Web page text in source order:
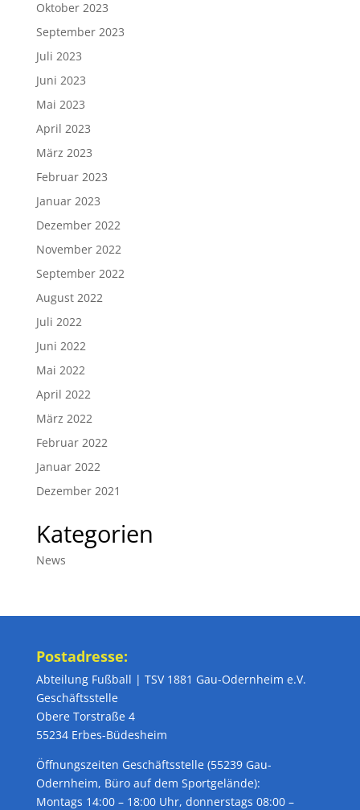
Oktober 2023
September 2023
Juli 2023
Juni 2023
Mai 2023
April 2023
März 2023
Februar 2023
Januar 2023
Dezember 2022
November 2022
September 2022
August 2022
Juli 2022
Juni 2022
Mai 2022
April 2022
März 2022
Februar 2022
Januar 2022
Dezember 2021
Kategorien
News
Postadresse:
Abteilung Fußball | TSV 1881 Gau-Odernheim e.V.
Geschäftsstelle
Obere Torstraße 4
55234 Erbes-Büdesheim
Öffnungszeiten Geschäftsstelle (55239 Gau-
Odernheim, Büro auf dem Sportgelände):
Montags 14:00 – 18:00 Uhr, donnerstags 08:00 –